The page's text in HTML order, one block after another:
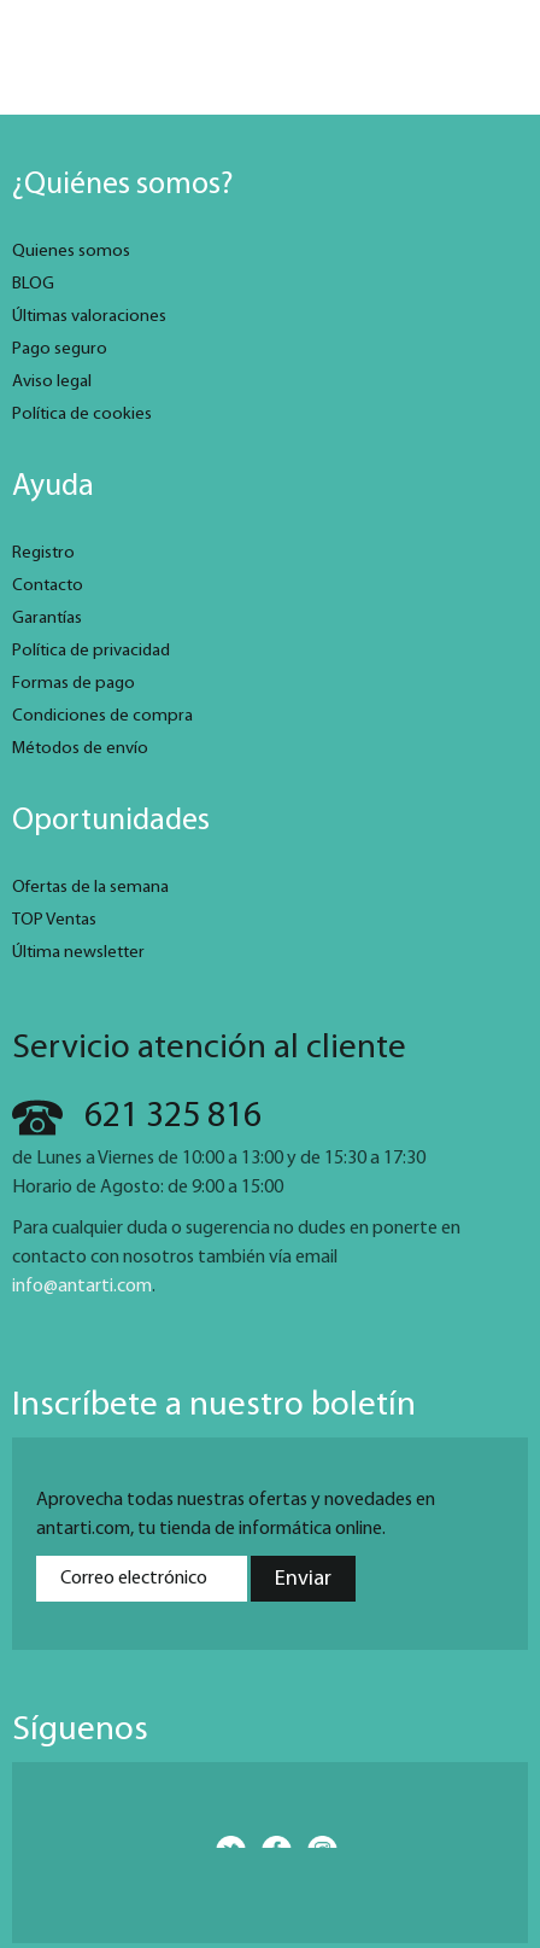
¿Quiénes somos?
Quienes somos
BLOG
Últimas valoraciones
Pago seguro
Aviso legal
Política de cookies
Ayuda
Registro
Contacto
Garantías
Política de privacidad
Formas de pago
Condiciones de compra
Métodos de envío
Oportunidades
Ofertas de la semana
TOP Ventas
Última newsletter
Servicio atención al cliente
621 325 816
de Lunes a Viernes de 10:00 a 13:00 y de 15:30 a 17:30
Horario de Agosto: de 9:00 a 15:00
Para cualquier duda o sugerencia no dudes en ponerte en
contacto con nosotros también vía email
info@antarti.com.
Inscríbete a nuestro boletín
Aprovecha todas nuestras ofertas y novedades en
antarti.com, tu tienda de informática online.
Síguenos